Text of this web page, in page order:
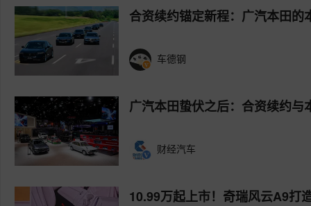
合资续约锚定新程：广汽本田
车德钢
广汽本田蛰伏之后：合资续约与
财经汽车
10.99万起上市！奇瑞风云A9打